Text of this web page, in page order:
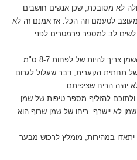
לא מסובכת, שכן אנשים חושבים
לטעמם וזה הכל. אז אמנם זה לא
לב למספר פרמטרים לפני
· המרחק בין הנר לקערית של השמן צריך להיות של לפחות 8-7 ס"מ.
תחתית הקערית, דבר שעלול לגרום
הריח שציפיתם.
להזליף מספר טיפות של שמן.
לא יישרף. ריחו של שמן שרוף הוא
במהירות, מומלץ לרכוש מבער